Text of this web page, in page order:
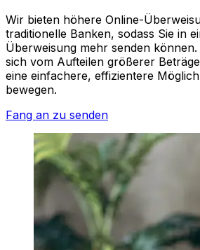
Wir bieten höhere Online-
traditionelle Banken, sodass Sie in
Überweisung mehr senden können.
sich vom Aufteilen größerer
eine einfachere, effizientere
bewegen.
Fang an zu senden